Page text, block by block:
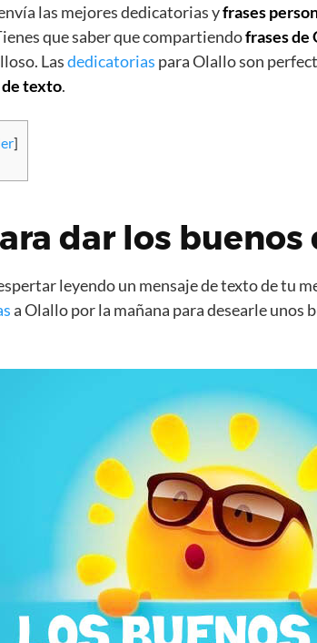
las mejores dedicatorias yfrases
que saber que compartiendofrases de
Lasdedicatorias para Olallo son
texto.
]
dar los
leyendo un mensaje de texto de tu
a Olallo por la mañana para desearle unos